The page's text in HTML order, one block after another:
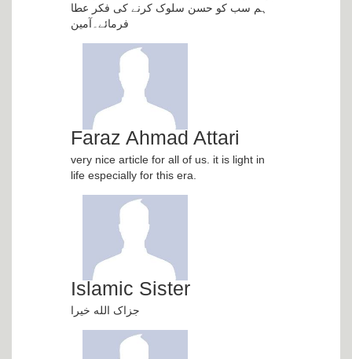
ہم سب کو حسن سلوک کرنے کی فکر عطا
فرمائے۔آمین
Faraz Ahmad Attari
very nice article for all of us. it is light in
life especially for this era.
Islamic Sister
جزاک الله خیرا